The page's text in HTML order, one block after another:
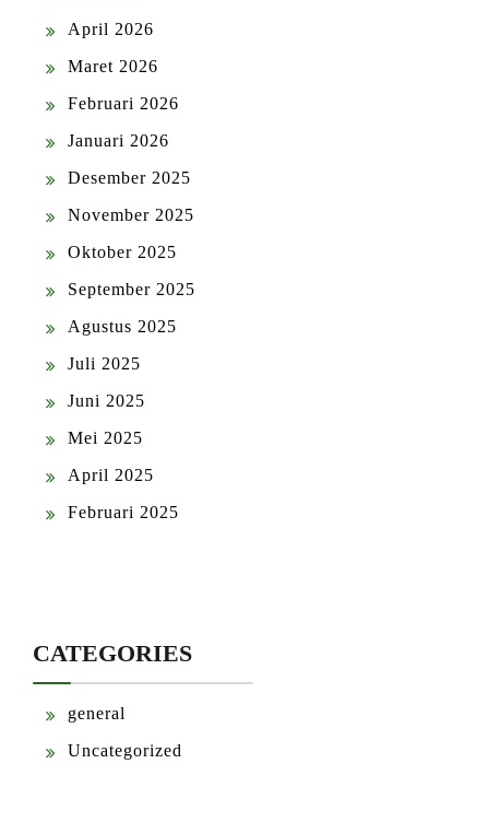
April 2026
Maret 2026
Februari 2026
Januari 2026
Desember 2025
November 2025
Oktober 2025
September 2025
Agustus 2025
Juli 2025
Juni 2025
Mei 2025
April 2025
Februari 2025
CATEGORIES
general
Uncategorized